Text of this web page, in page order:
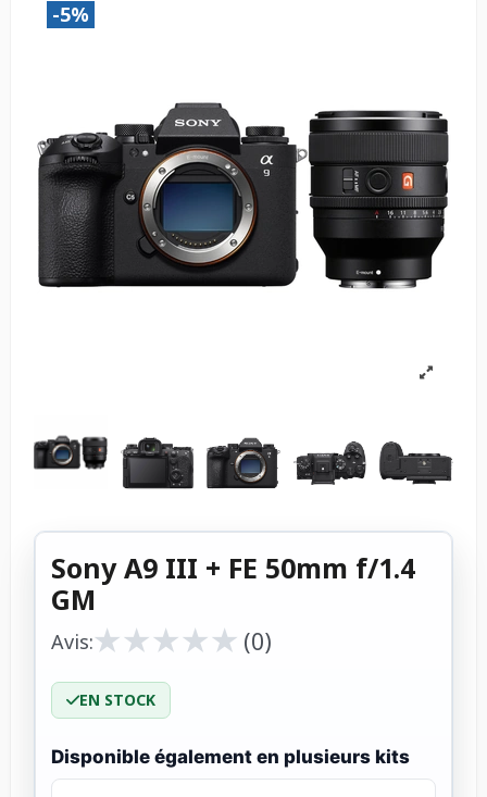
-5%
Sony A9 III + FE 50mm f/1.4
GM
Avis:★
★★
★★
★★
★★
★ (0)
EN STOCK
Disponible également en plusieurs kits